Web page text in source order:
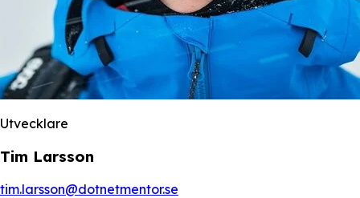
Utvecklare
Tim Larsson
tim.larsson@dotnetmentor.se